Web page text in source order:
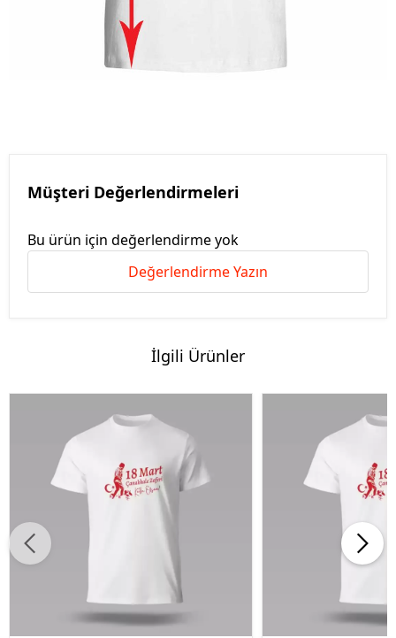
Müşteri Değerlendirmeleri
Bu ürün için değerlendirme yok
Değerlendirme Yazın
İlgili Ürünler